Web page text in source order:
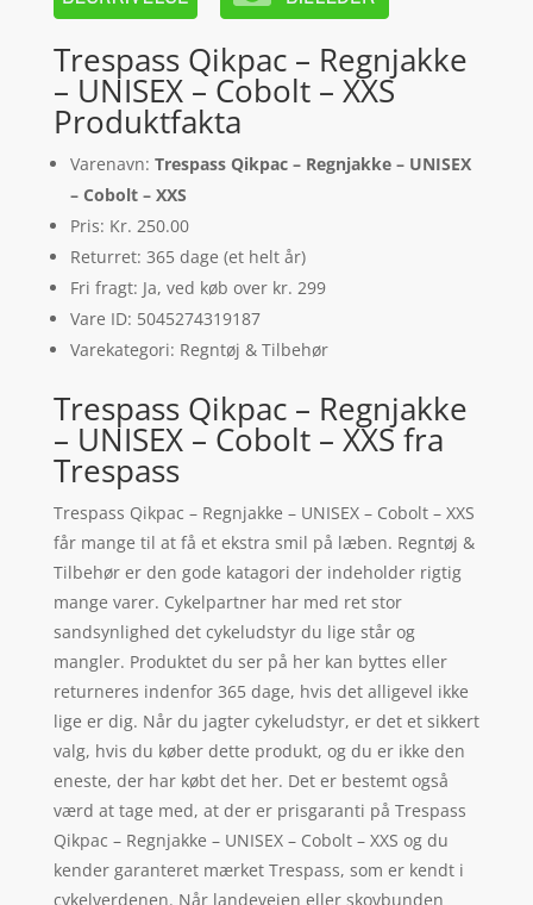
Trespass Qikpac – Regnjakke
– UNISEX – Cobolt – XXS
Produktfakta
Varenavn: Trespass Qikpac – Regnjakke – UNISEX
– Cobolt – XXS
Pris: Kr. 250.00
Returret: 365 dage (et helt år)
Fri fragt: Ja, ved køb over kr. 299
Vare ID: 5045274319187
Varekategori: Regntøj & Tilbehør
Trespass Qikpac – Regnjakke
– UNISEX – Cobolt – XXS fra
Trespass
Trespass Qikpac – Regnjakke – UNISEX – Cobolt – XXS
får mange til at få et ekstra smil på læben. Regntøj &
Tilbehør er den gode katagori der indeholder rigtig
mange varer. Cykelpartner har med ret stor
sandsynlighed det cykeludstyr du lige står og
mangler. Produktet du ser på her kan byttes eller
returneres indenfor 365 dage, hvis det alligevel ikke
lige er dig. Når du jagter cykeludstyr, er det et sikkert
valg, hvis du køber dette produkt, og du er ikke den
eneste, der har købt det her. Det er bestemt også
værd at tage med, at der er prisgaranti på Trespass
Qikpac – Regnjakke – UNISEX – Cobolt – XXS og du
kender garanteret mærket Trespass, som er kendt i
cykelverdenen. Når landevejen eller skovbunden